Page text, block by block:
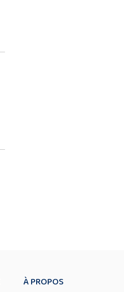
À PROPOS